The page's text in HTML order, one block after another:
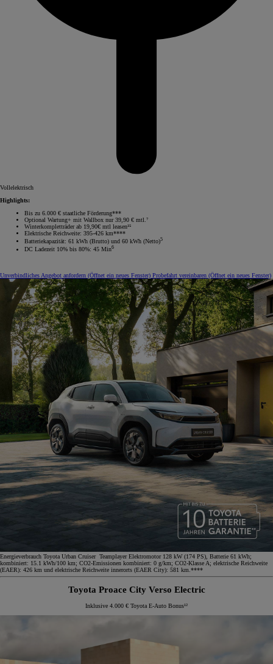
Vollelektrisch
Highlights:
Bis zu 6.000 € staatliche Förderung***
Optional Wartung+ mit Wallbox nur 39,90 € mtl.⁷
Winterkompletträder ab 19,90€ mtl leasen¹⁵
Elektrische Reichweite: 395-426 km****
Batteriekapazität: 61 kWh (Brutto) und 60 kWh (Netto)5
DC Ladezeit 10% bis 80%: 45 Min6
Unverbindliches Angebot anfordern (Öffnet ein neues Fenster) Probefahrt vereinbaren (Öffnet ein neues Fenster)
Energieverbrauch Toyota Urban Cruiser Teamplayer Elektromotor 128 kW (174 PS), Batterie 61 kWh;
kombiniert: 15.1 kWh/100 km; CO2-Emissionen kombiniert: 0 g/km; CO2-Klasse A; elektrische Reichweite
(EAER): 426 km und elektrische Reichweite innerorts (EAER City): 581 km.****
Toyota Proace City Verso Electric
Inklusive 4.000 € Toyota E-Auto Bonus¹²